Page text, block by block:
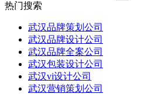
热门搜索
武汉品牌策划公司
武汉品牌设计公司
武汉品牌全案公司
武汉包装设计公司
武汉vi设计公司
武汉营销策划公司